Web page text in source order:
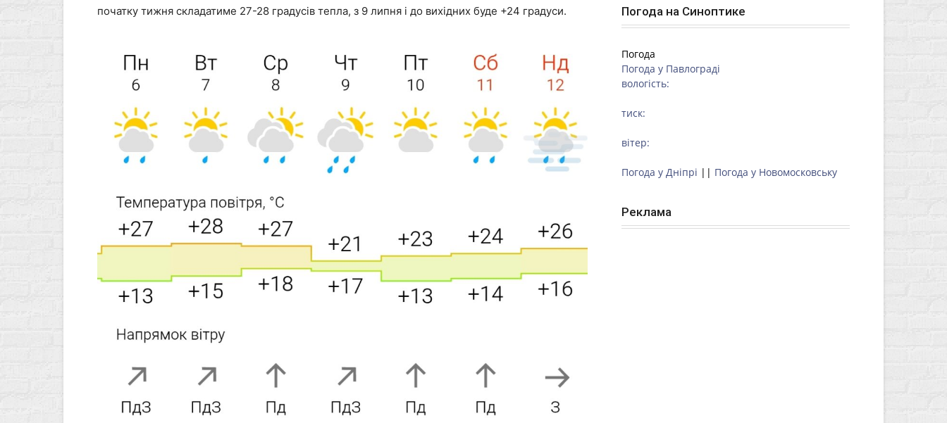
початку тижня складатиме 27-28 градусів тепла, з 9 липня і до вихідних буде +24 градуси.
Погода на Синоптике
Погода
Погода у Павлограді
вологість:
тиск:
вітер:
Погода у Дніпрі || Погода у Новомосковську
Реклама